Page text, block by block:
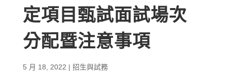
定項目甄試面試場次
分配暨注意事項
5 月 18, 2022 | 招生與試務